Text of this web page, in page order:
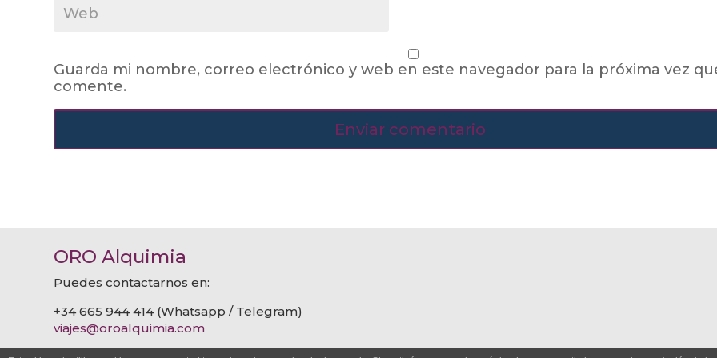
Guarda mi nombre, correo electrónico y web en este navegador para la próxima vez
comente.
ORO Alquimia
Puedes contactarnos en:
+34 665 944 414 (Whatsapp / Telegram)
viajes@oroalquimia.com